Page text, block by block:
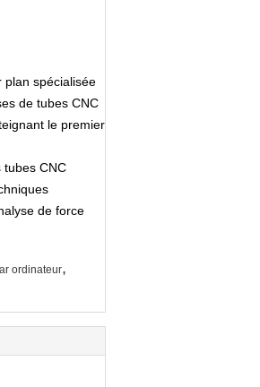
plan spécialisée
de tubes CNC
le premier
tubes CNC
de force
ordinateur,